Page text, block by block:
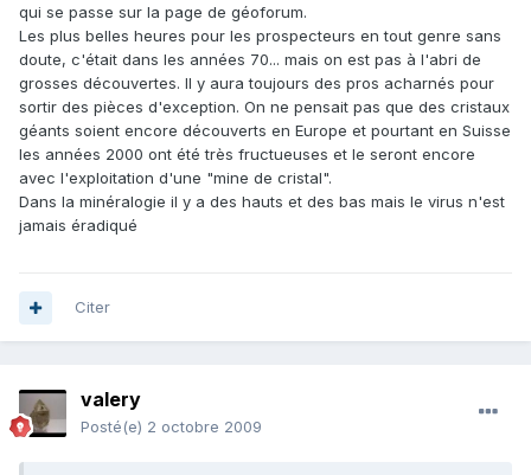
qui se passe sur la page de géoforum.
Les plus belles heures pour les prospecteurs en tout genre sans
doute, c'était dans les années 70... mais on est pas à l'abri de
grosses découvertes. Il y aura toujours des pros acharnés pour
sortir des pièces d'exception. On ne pensait pas que des cristaux
géants soient encore découverts en Europe et pourtant en Suisse
les années 2000 ont été très fructueuses et le seront encore
avec l'exploitation d'une "mine de cristal".
Dans la minéralogie il y a des hauts et des bas mais le virus n'est
jamais éradiqué
Citer
valery
Posté(e) 2 octobre 2009